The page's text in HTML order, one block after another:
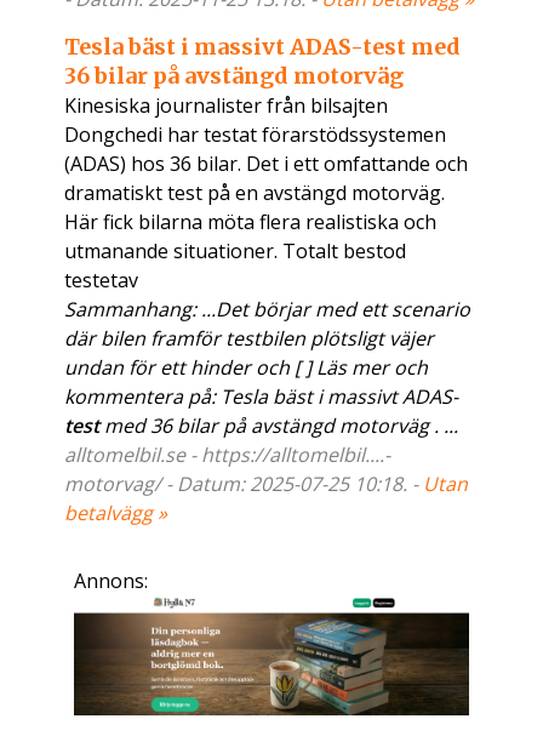
Tesla bäst i massivt ADAS-test med
36 bilar på avstängd motorväg
Kinesiska journalister från bilsajten
Dongchedi har testat förarstödssystemen
(ADAS) hos 36 bilar. Det i ett omfattande och
dramatiskt test på en avstängd motorväg.
Här fick bilarna möta flera realistiska och
utmanande situationer. Totalt bestod
testetav
Sammanhang: ...Det börjar med ett scenario
där bilen framför testbilen plötsligt väjer
undan för ett hinder och [ ] Läs mer och
kommentera på: Tesla bäst i massivt ADAS-
testmed 36 bilar på avstängd motorväg . ...
alltomelbil.se - https://alltomelbil....-
motorvag/ - Datum: 2025-07-25 10:18. - Utan
betalvägg »
Annons: